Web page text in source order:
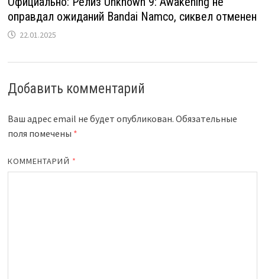
оправдал ожиданий Bandai Namco, сиквел отменен
22.01.2025
Добавить комментарий
Ваш адрес email не будет опубликован. Обязательные
поля помечены *
КОММЕНТАРИЙ *